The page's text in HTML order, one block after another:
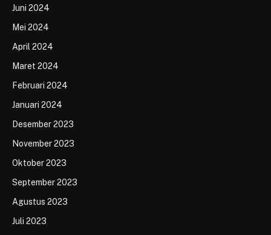
Juni 2024
Mei 2024
April 2024
Maret 2024
Februari 2024
Januari 2024
Desember 2023
November 2023
Oktober 2023
September 2023
Agustus 2023
Juli 2023